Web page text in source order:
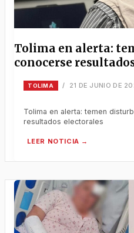
Tolima en alerta:
conocerse
TOLIMA / 21 DE JUNIO DE
Tolima en alerta: temen
resultados electorales